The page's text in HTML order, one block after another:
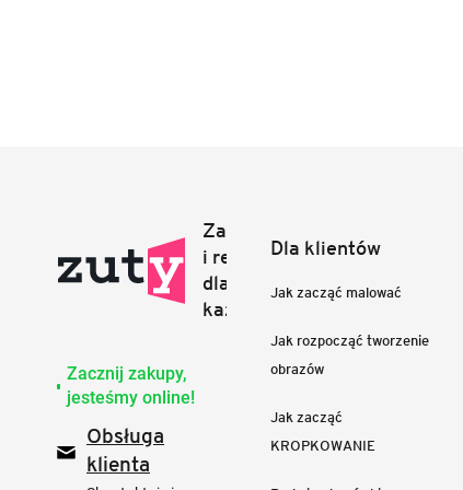
Zacznij zakupy,
jesteśmy online!
Obsługa
klienta
Dla klientów
Jak zacząć malować
Jak rozpocząć tworzenie
obrazów
Jak zacząć
KROPKOWANIE